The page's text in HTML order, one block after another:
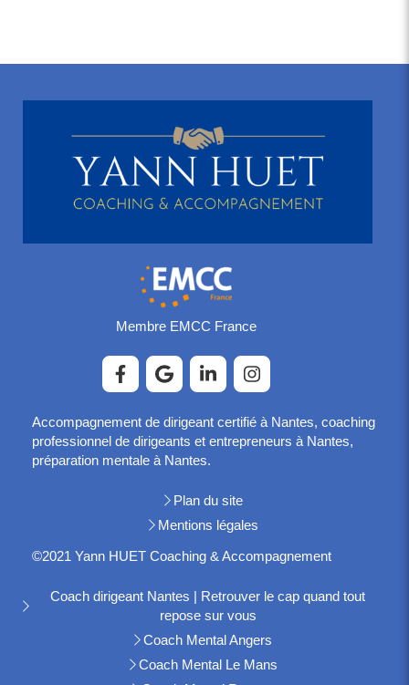
Membre EMCC France
Accompagnement de dirigeant certifié à Nantes, coaching
professionnel de dirigeants et entrepreneurs à Nantes,
préparation mentale à Nantes.
Plan du site
Mentions légales
©2021 Yann HUET Coaching & Accompagnement
Coach dirigeant Nantes | Retrouver le cap quand tout
repose sur vous
Coach Mental Angers
Coach Mental Le Mans